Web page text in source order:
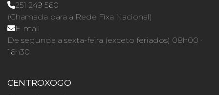
251 249 560
(Chamada para a Rede Fixa Nacional)
E-mail
De segunda a sexta-feira (exceto feriados) 08h00 ·
16h30
CENTROXOGO